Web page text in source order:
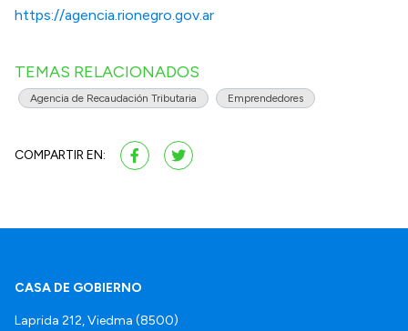
https://agencia.rionegro.gov.ar
TEMAS RELACIONADOS
Agencia de Recaudación Tributaria Emprendedores
COMPARTIR EN:
CASA DE GOBIERNO
Laprida 212, Viedma (8500)